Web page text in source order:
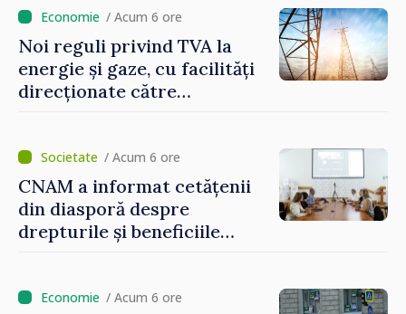
/ Acum 6 ore
Noi reguli privind TVA la
energie și gaze, cu facilități
direcționate către
/ Acum 6 ore
CNAM a informat cetățenii
din diasporă despre
drepturile și beneficiile
/ Acum 6 ore